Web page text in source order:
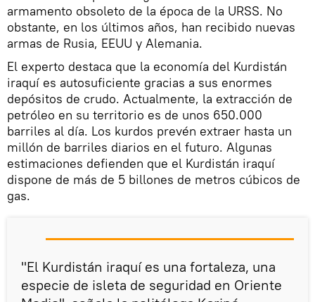
armamento obsoleto de la época de la URSS. No
obstante, en los últimos años, han recibido nuevas
armas de Rusia, EEUU y Alemania.
El experto destaca que la economía del Kurdistán
iraquí es autosuficiente gracias a sus enormes
depósitos de crudo. Actualmente, la extracción de
petróleo en su territorio es de unos 650.000
barriles al día. Los kurdos prevén extraer hasta un
millón de barriles diarios en el futuro. Algunas
estimaciones defienden que el Kurdistán iraquí
dispone de más de 5 billones de metros cúbicos de
gas.
"El Kurdistán iraquí es una fortaleza, una
especie de isleta de seguridad en Oriente